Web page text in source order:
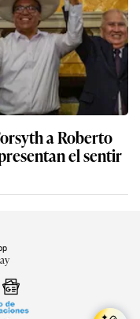
a Roberto
el sentir